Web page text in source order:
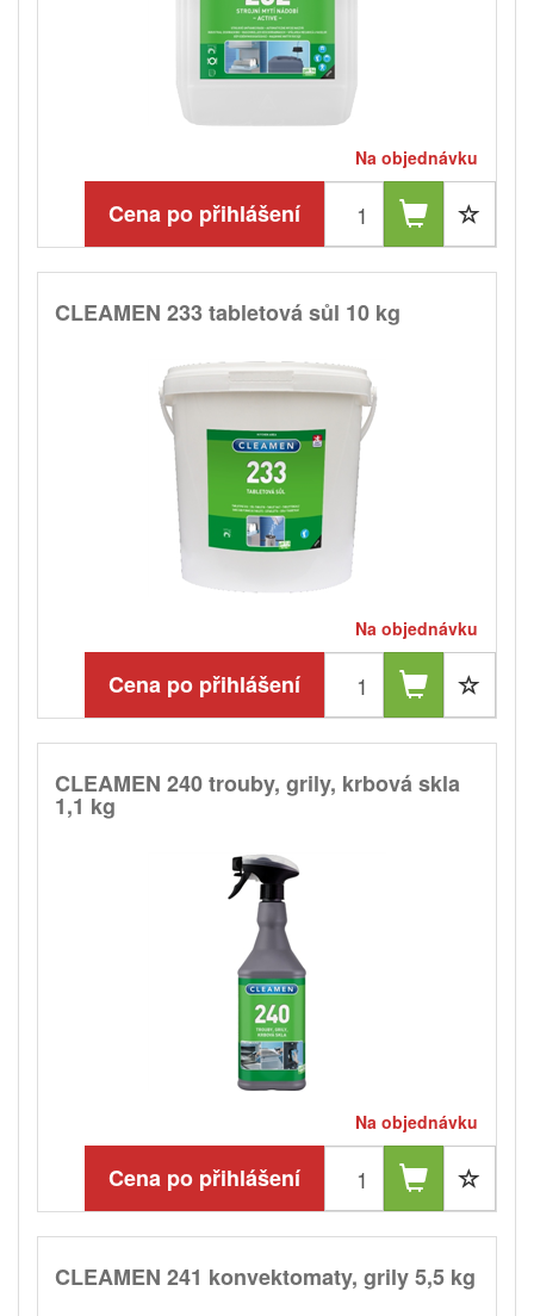
Na objednávku
Cena po přihlášení
CLEAMEN 233 tabletová sůl 10 kg
Na objednávku
Cena po přihlášení
CLEAMEN 240 trouby, grily, krbová skla
1,1 kg
Na objednávku
Cena po přihlášení
CLEAMEN 241 konvektomaty, grily 5,5 kg